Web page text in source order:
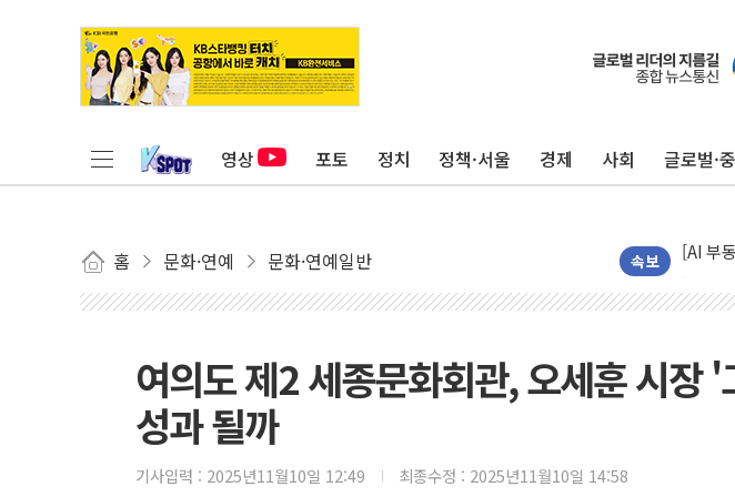
영상 포토 정치 정책·서울 경제 사회 글로벌·
홈 문화·연예 문화·연예일반 속보
신길동
용산공
[코인
[베트
후티
42.5도
여의도 제2 세종문화회관, 오세훈 시장
성과 될까
기사입력 : 2025년11월10일 12:49 최종수정 : 2025년11월10일 14:58